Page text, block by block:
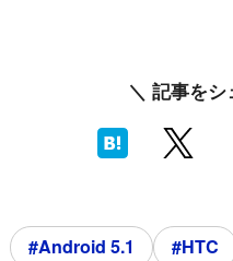
＼ 記事を
#Android 5.1 #HTC